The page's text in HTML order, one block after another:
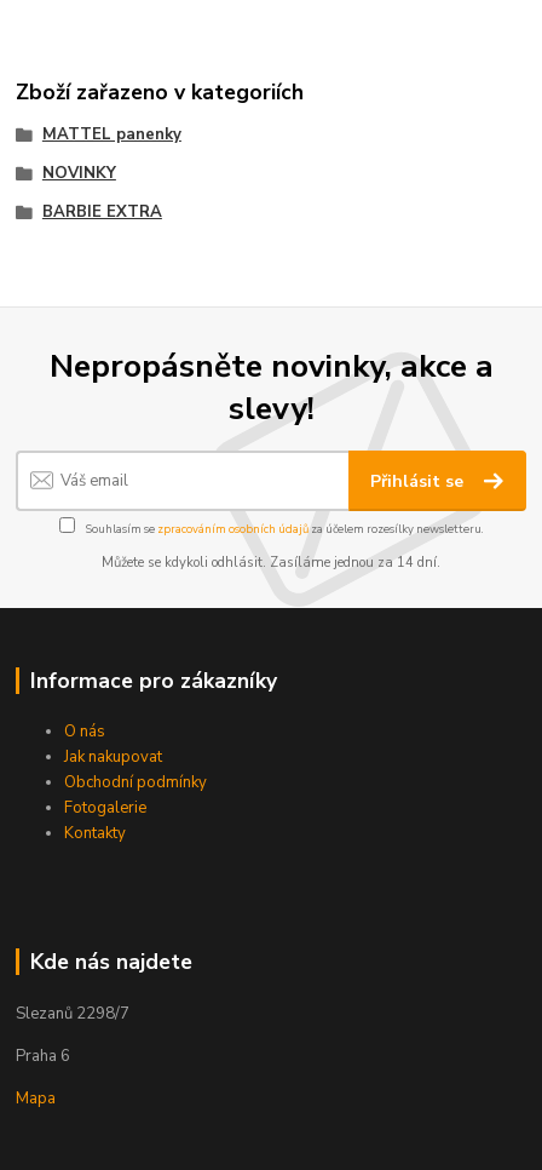
Zboží zařazeno v kategoriích
MATTEL panenky
NOVINKY
BARBIE EXTRA
Nepropásněte novinky, akce a
slevy!
Přihlásit se
Souhlasím se zpracováním osobních údajůza účelem rozesílky newsletteru.
Můžete se kdykoli odhlásit. Zasíláme jednou za 14 dní.
Informace pro zákazníky
O nás
Jak nakupovat
Obchodní podmínky
Fotogalerie
Kontakty
Kde nás najdete
Slezanů 2298/7
Praha 6
Mapa